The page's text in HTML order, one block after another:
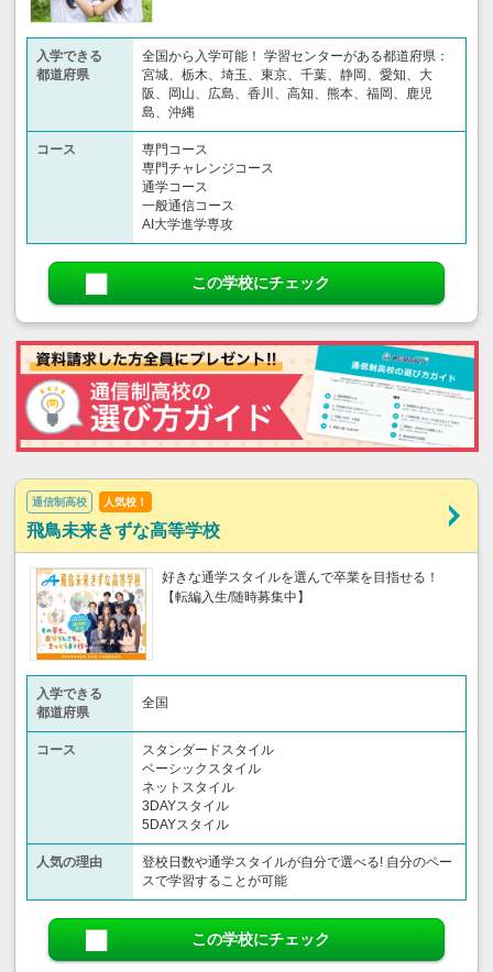
入学できる
都道府県
全国から入学可能！ 学習センターがある都道府県：
宮城、栃木、埼玉、東京、千葉、静岡、愛知、大
阪、岡山、広島、香川、高知、熊本、福岡、鹿児
島、沖縄
コース
専門コース
専門チャレンジコース
通学コース
一般通信コース
AI大学進学専攻
この学校にチェック
通信制高校 人気校！
飛鳥未来きずな高等学校
好きな通学スタイルを選んで卒業を目指せる！
【転編入生/随時募集中】
入学できる
都道府県
全国
コース
スタンダードスタイル
ベーシックスタイル
ネットスタイル
3DAYスタイル
5DAYスタイル
人気の理由
登校日数や通学スタイルが自分で選べる! 自分のペー
スで学習することが可能
この学校にチェック